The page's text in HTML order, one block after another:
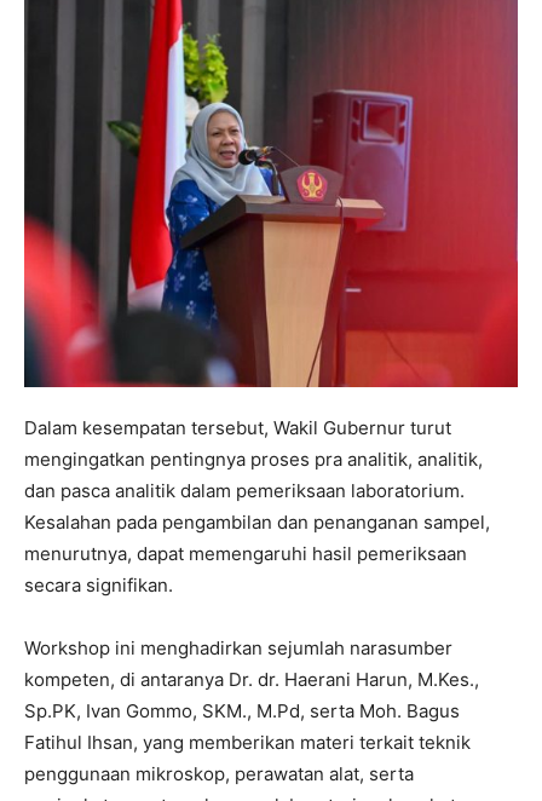
Dalam kesempatan tersebut, Wakil Gubernur turut
mengingatkan pentingnya proses pra analitik, analitik,
dan pasca analitik dalam pemeriksaan laboratorium.
Kesalahan pada pengambilan dan penanganan sampel,
menurutnya, dapat memengaruhi hasil pemeriksaan
secara signifikan.
Workshop ini menghadirkan sejumlah narasumber
kompeten, di antaranya Dr. dr. Haerani Harun, M.Kes.,
Sp.PK, Ivan Gommo, SKM., M.Pd, serta Moh. Bagus
Fatihul Ihsan, yang memberikan materi terkait teknik
penggunaan mikroskop, perawatan alat, serta